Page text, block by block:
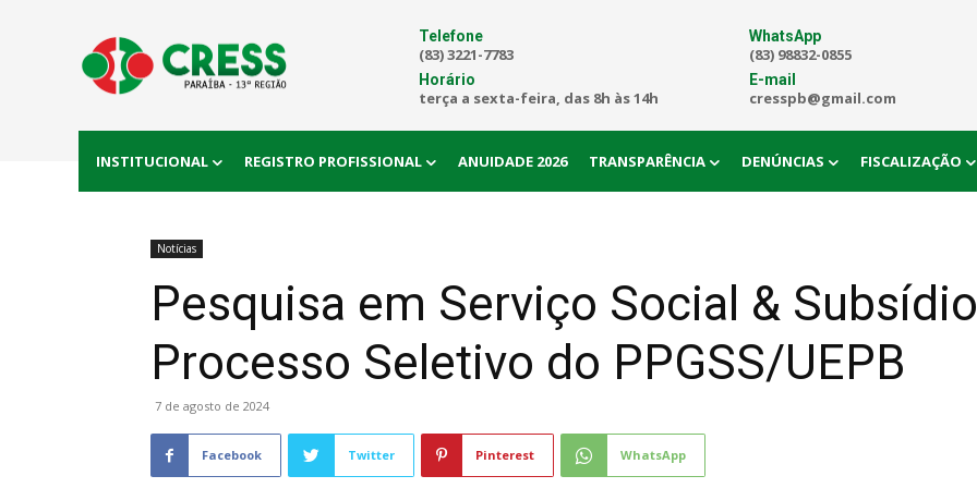
Telefone
(83) 3221-7783
Horário
terça a sexta-feira, das 8h às 14h
WhatsApp
(83) 98832-0855
E-mail
cresspb@gmail.com
INSTITUCIONAL REGISTRO PROFISSIONAL ANUIDADE 2026 TRANSPARÊNCIA DENÚNCIAS FISCALIZAÇÃO
Notícias
Pesquisa em Serviço Social &
Processo Seletivo do PPGSS/UEPB
7 de agosto de 2024
Facebook Twitter Pinterest WhatsApp